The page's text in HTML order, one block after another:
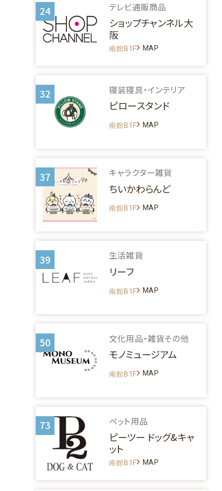
24 テレビ通販商品
ショップチャンネル大
阪
南館B1F MAP
32 寝装寝具・インテリア
ピロースタンド
南館B1F MAP
37 キャラクター雑貨
ちいかわらんど
南館B1F MAP
39 生活雑貨
リーフ
南館B1F MAP
50 文化用品・雑貨その他
モノミュージアム
南館B1F MAP
73 ペット用品
ピーツー ドッグ&キャ
ット
南館B1F MAP